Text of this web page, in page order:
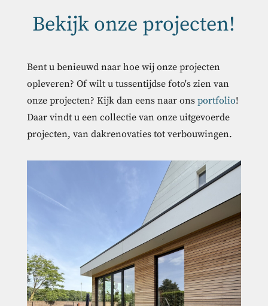
Bekijk onze projecten!
Bent u benieuwd naar hoe wij onze projecten
opleveren? Of wilt u tussentijdse foto's zien van
onze projecten? Kijk dan eens naar ons portfolio!
Daar vindt u een collectie van onze uitgevoerde
projecten, van dakrenovaties tot verbouwingen.